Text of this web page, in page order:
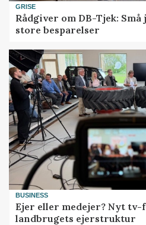
GRISE
Rådgiver om DB-Tjek:
store besparelser
BUSINESS
Ejer eller medejer? Nyt
landbrugets ejerstruktur